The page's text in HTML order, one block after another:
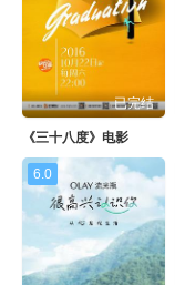
已完结
《三十八度》电影
6.0